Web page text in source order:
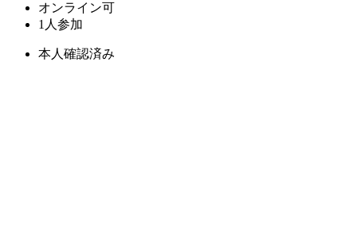
オンライン可
1人参加
本人確認済み